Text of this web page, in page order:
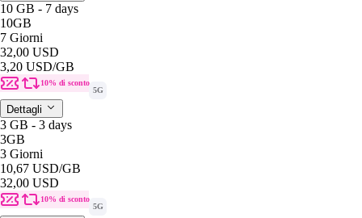
10 GB - 7 days
10GB
7 Giorni
32,00 USD
3,20 USD/GB
10% di sconto
5G
Dettagli
3 GB - 3 days
3GB
3 Giorni
10,67 USD/GB
32,00 USD
10% di sconto
5G